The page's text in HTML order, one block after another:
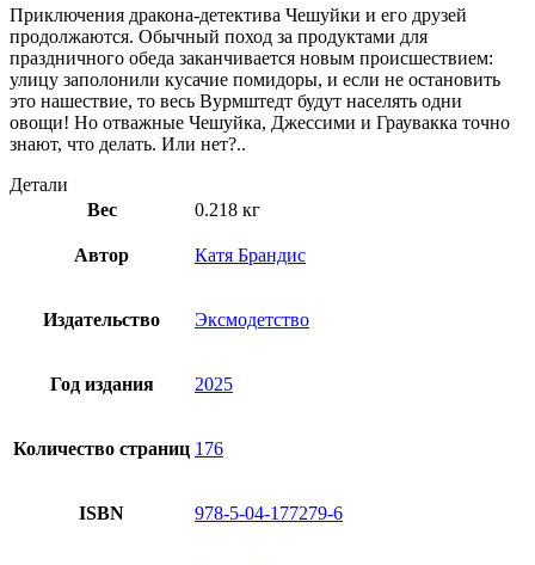
Приключения дракона-детектива Чешуйки и его друзей
продолжаются. Обычный поход за продуктами для
праздничного обеда заканчивается новым происшествием:
улицу заполонили кусачие помидоры, и если не остановить
это нашествие, то весь Вурмштедт будут населять одни
овощи! Но отважные Чешуйка, Джессими и Граувакка точно
знают, что делать. Или нет?..
Детали
Вес
0.218 кг
Автор Катя Брандис
Издательство Эксмодетство
Год издания 2025
Количество страниц 176
ISBN 978-5-04-177279-6